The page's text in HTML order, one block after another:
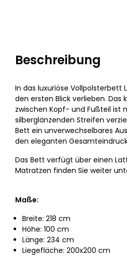
Beschreibung
In das luxuriöse Vollpolsterbett
den ersten Blick verlieben. Das
zwischen Kopf- und Fußteil ist
silberglänzenden Streifen
Bett ein unverwechselbares
den eleganten
Das Bett verfügt über einen
Matratzen finden Sie weiter
Maße:
Breite: 218 cm
Höhe: 100 cm
Länge: 234 cm
Liegefläche: 200x200 cm